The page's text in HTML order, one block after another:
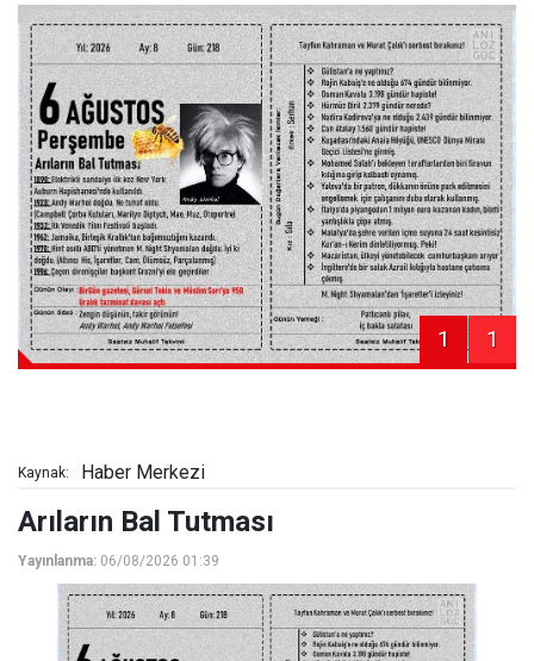
1 1
Kaynak: Haber Merkezi
Arıların Bal Tutması
Yayınlanma: 06/08/2026 01:39